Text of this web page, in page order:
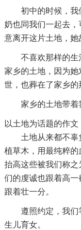
初中的时候，
奶也同我们一起去
意离开这片土地，
不喜欢那样的
家乡的土地，因为
世，也葬在了家乡的
家乡的土地带着
以土地为话题的作文
土地从来都不
植草木，用最纯粹的
抬高这些被我们称
们的虔诚也跟着高
跟着壮一分。
遵照约定，我
生儿育女。